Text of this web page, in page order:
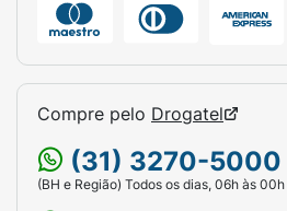
Compre pelo Drogatel
(31) 3270-5000
(BH e Região) Todos os dias, 06h às 00h